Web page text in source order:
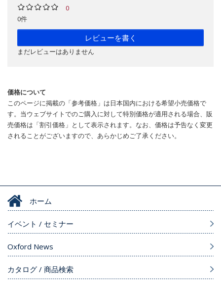
0
0件
レビューを書く
まだレビューはありません
価格について
このページに掲載の「参考価格」は日本国内における希望小売価格で
す。当ウェブサイトでのご購入に対して特別価格が適用される場合、販
売価格は「割引価格」として表示されます。なお、価格は予告なく変更
されることがございますので、あらかじめご了承ください。
ホーム
イベント / セミナー
Oxford News
カタログ / 商品検索